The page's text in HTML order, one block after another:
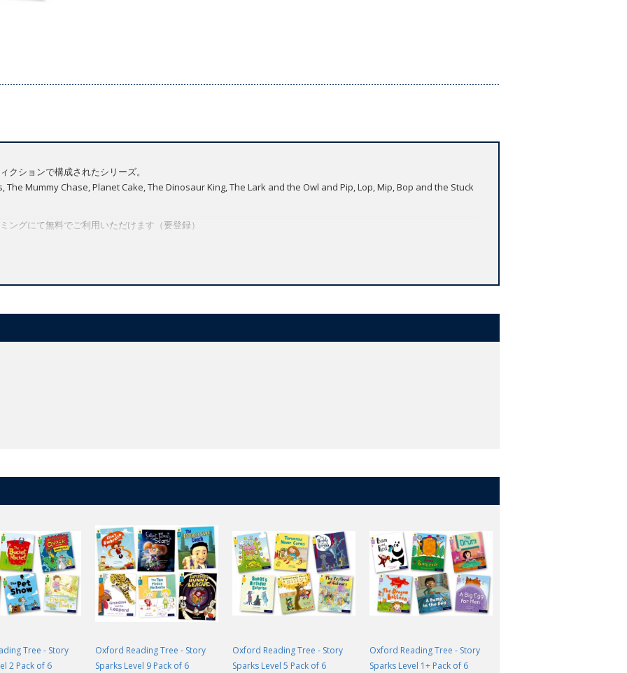
クションで構成されたシリーズ。
The Mummy Chase, Planet Cake, The Dinosaur King, The Lark and the Owl and Pip, Lop, Mip, Bop and the Stuck
ングにて無料でご利用いただけます（要登録）
Tree - Story
2 Pack of 6
Oxford Reading Tree - Story
Sparks Level 9 Pack of 6
Oxford Reading Tree - Story
Sparks Level 5 Pack of 6
Oxford Reading Tree - Story
Sparks Level 1+ Pack of 6